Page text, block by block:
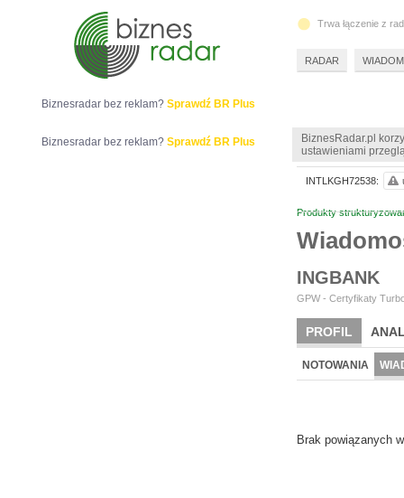
BiznesRadar.pl
ustawieniami
Produkty
INGBANK
GPW - Certyfikaty
PROFIL
NOTOWANIA
Brak powiązanych
INTLKGH72538:
Biznesradar bez reklam? Sprawdź BR Plus
Biznesradar bez reklam? Sprawdź BR Plus
Trwa łączenie z
RADAR